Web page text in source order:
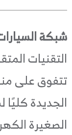
شبكة
التقنيات
الجديدة
الصغيرة